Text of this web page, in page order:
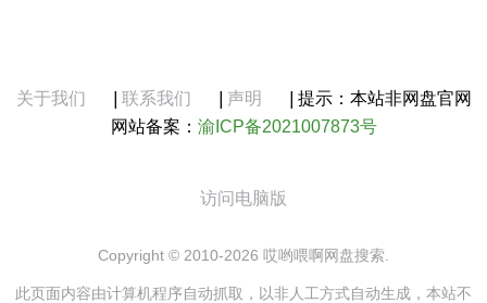
关于我们 联系我们 声明
提示：本站非网盘官网
网站备案： 渝ICP备2021007873号
访问电脑版
Copyright © 2010-2026 哎哟喂啊网盘搜索.
此页面内容由计算机程序自动抓取，以非人工方式自动生成，本站不